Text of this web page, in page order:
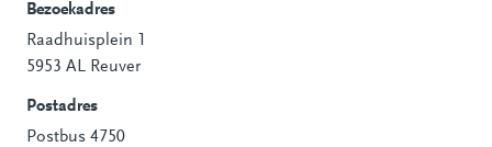
Contactinformatie
Bezoekadres
Raadhuisplein 1
5953 AL Reuver
Postadres
Postbus 4750